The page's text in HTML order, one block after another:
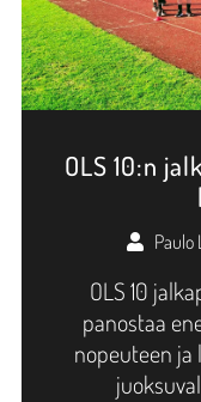
OLS 10:n
Paulo
OLS 10
panostaa
nopeuteen